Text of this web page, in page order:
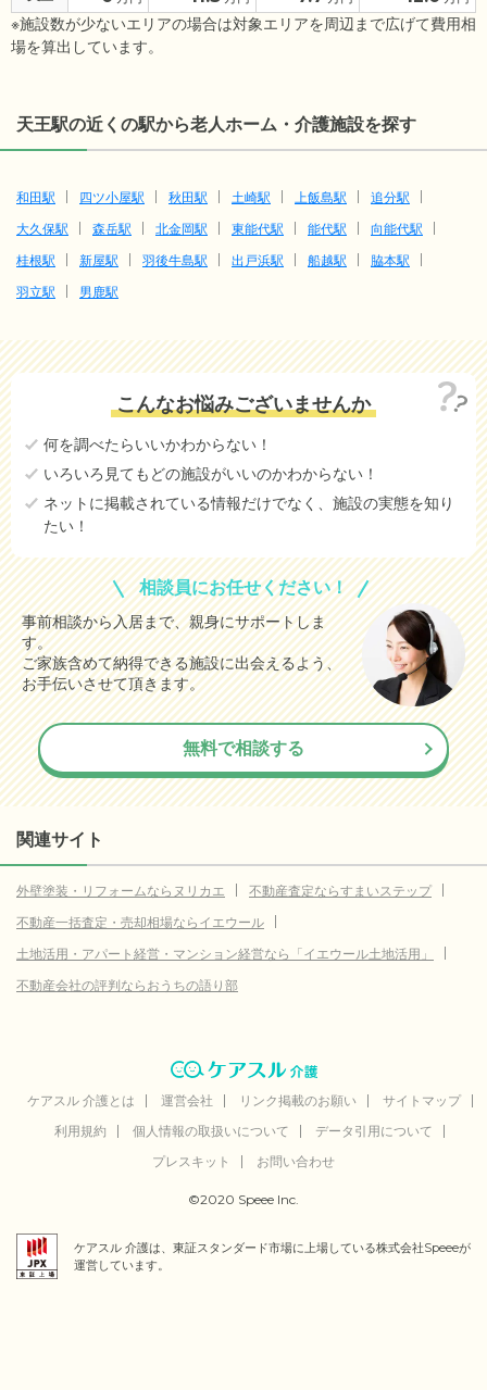
※施設数が少ないエリアの場合は対象エリアを周辺まで広げて費用相
場を算出しています。
天王駅の近くの駅から老人ホーム・介護施設を探す
和田駅 四ツ小屋駅 秋田駅 土崎駅 上飯島駅
追分駅
大久保駅
森岳駅 北金岡駅 東能代駅 能代駅
向能代駅
桂根駅
新屋駅 羽後牛島駅 出戸浜駅 船越駅
脇本駅
羽立駅
男鹿駅
こんなお悩みございませんか
何を調べたらいいかわからない！
いろいろ見てもどの施設がいいのかわからない！
ネットに掲載されている情報だけでなく、施設の実態を知り
たい！
相談員にお任せください！
事前相談から入居まで、親身にサポートしま
す。
ご家族含めて納得できる施設に出会えるよう、
お手伝いさせて頂きます。
無料で相談する
関連サイト
外壁塗装・リフォームならヌリカエ
不動産査定ならすまいステップ
不動産一括査定・売却相場ならイエウール
土地活用・アパート経営・マンション経営なら「イエウール土地活用」
不動産会社の評判ならおうちの語り部
ケアスル 介護とは 運営会社 リンク掲載のお願い
サイトマップ
利用規約
個人情報の取扱いについて
データ引用について
プレスキット
お問い合わせ
©2020 Speee Inc.
ケアスル 介護は、東証スタンダード市場に上場している株式会社Speeeが
運営しています。